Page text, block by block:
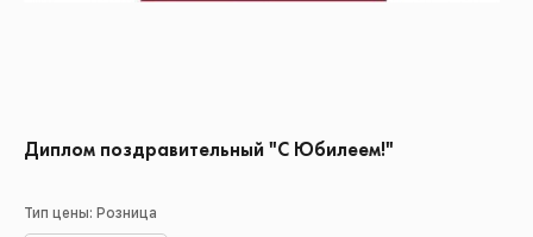
Диплом поздравительный "С Юбилеем!"
Тип цены: Розница